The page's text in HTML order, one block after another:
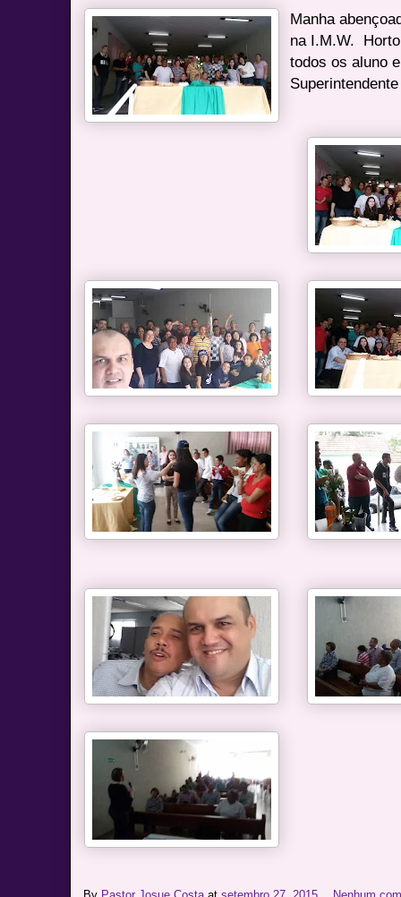
Manha
na I.M.W.
todos os aluno